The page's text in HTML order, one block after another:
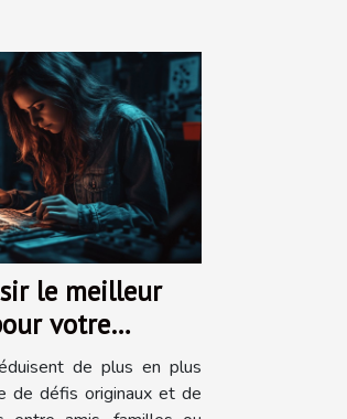
le meilleur
votre
?de plus en plus
de défis originaux et de